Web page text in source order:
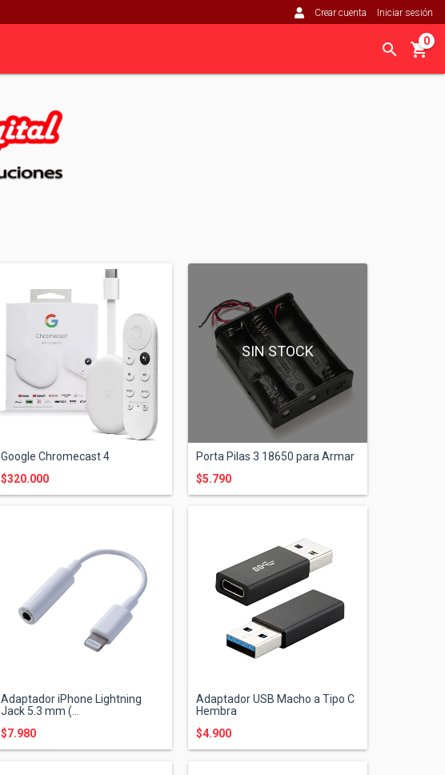
Crear cuenta Iniciar sesión
0
Google Chromecast 4
$320.000
SIN STOCK
Porta Pilas 3 18650 para Armar
$5.790
Adaptador iPhone Lightning
Jack 5.3 mm (...
$7.980
Adaptador USB Macho a Tipo C
Hembra
$4.900